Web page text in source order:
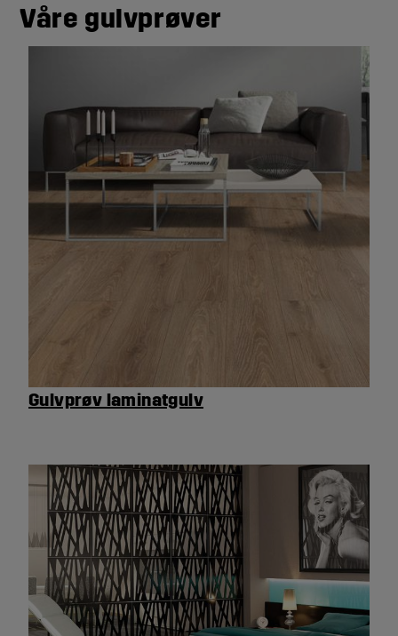
Våre gulvprøver
Gulvprøv laminatgulv